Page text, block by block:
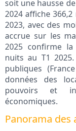
soit une hausse
2024 affiche
2023, avec des
accrue sur les
2025 confirme
nuits au T1
publiques
données des
pouvoirs et
économiques.
Panorama